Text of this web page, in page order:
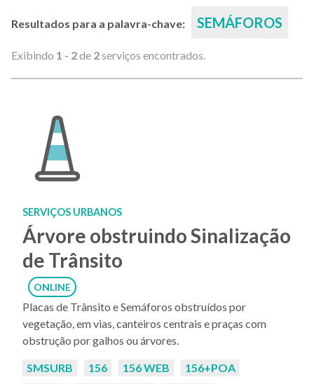
Resultados para a palavra-chave: SEMÁFOROS
Exibindo 1 - 2de 2serviços encontrados.
SERVIÇOS URBANOS
Árvore obstruindo Sinalização
de Trânsito
ONLINE
Placas de Trânsito e Semáforos obstruídos por
vegetação, em vias, canteiros centrais e praças com
obstrução por galhos ou árvores.
Palavras-
SMSURB 156 156 WEB
156+POA